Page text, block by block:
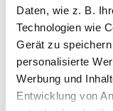
Daten, wie z. B.
Technologien wie
Gerät zu
personalisierte
Werbung und
Entwicklung von
GSIS: Gipfel für
Hamburg
NEWS
Mitte vergangener